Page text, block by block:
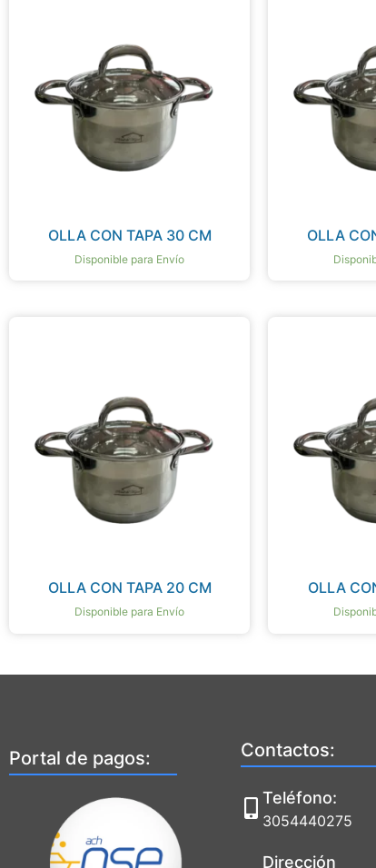
OLLA CON TAPA 30 CM
Disponible para Envío
OLLA
OLLA CON TAPA 20 CM
Disponible para Envío
OLLA
Portal de pagos: Contactos:
Teléfono:
3054440275
Dirección